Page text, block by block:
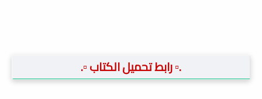
.▫️ رابط تحميل الكتاب ▫️.